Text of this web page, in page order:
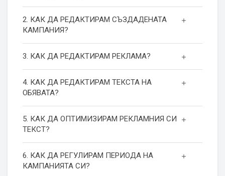
2. КАК ДА РЕДАКТИРАМ СЪЗДАДЕНАТА
КАМПАНИЯ?
3. КАК ДА РЕДАКТИРАМ РЕКЛАМА?
4. КАК ДА РЕДАКТИРАМ ТЕКСТА НА
ОБЯВАТА?
5. КАК ДА ОПТИМИЗИРАМ РЕКЛАМНИЯ СИ
ТЕКСТ?
6. КАК ДА РЕГУЛИРАМ ПЕРИОДА НА
КАМПАНИЯТА СИ?